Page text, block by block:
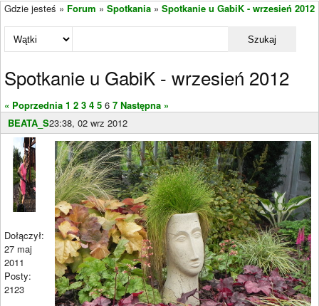
Gdzie jesteś » Forum » Spotkania » Spotkanie u GabiK - wrzesień 2012
Szukaj
Spotkanie u GabiK - wrzesień 2012
« Poprzednia 1 2 3 4 5 6 7 Następna »
BEATA_S23:38, 02 wrz 2012
Dołączył:
27 maj
2011
Posty:
2123